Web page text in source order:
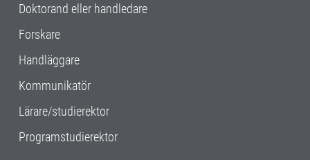
Doktorand eller handledare
Forskare
Handläggare
Kommunikatör
Lärare/studierektor
Programstudierektor